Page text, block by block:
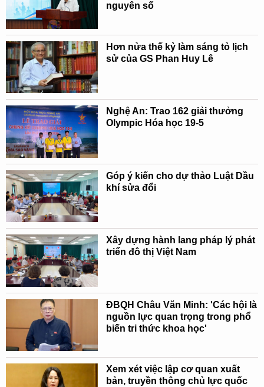
nguyên số
Hơn nửa thế kỷ làm sáng tỏ lịch
sử của GS Phan Huy Lê
Nghệ An: Trao 162 giải thưởng
Olympic Hóa học 19-5
Góp ý kiến cho dự thảo Luật Dầu
khí sửa đổi
Xây dựng hành lang pháp lý phát
triển đô thị Việt Nam
ĐBQH Châu Văn Minh: 'Các hội là
nguồn lực quan trọng trong phổ
biến tri thức khoa học'
Xem xét việc lập cơ quan xuất
bản, truyền thông chủ lực quốc